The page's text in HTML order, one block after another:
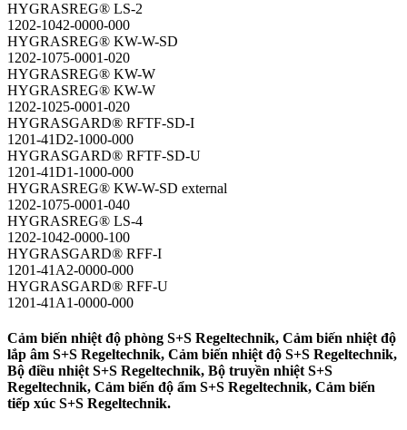
HYGRASREG® LS-2
1202-1042-0000-000
HYGRASREG® KW-W-SD
1202-1075-0001-020
HYGRASREG® KW-W
HYGRASREG® KW-W
1202-1025-0001-020
HYGRASGARD® RFTF-SD-I
1201-41D2-1000-000
HYGRASGARD® RFTF-SD-U
1201-41D1-1000-000
HYGRASREG® KW-W-SD external
1202-1075-0001-040
HYGRASREG® LS-4
1202-1042-0000-100
HYGRASGARD® RFF-I
1201-41A2-0000-000
HYGRASGARD® RFF-U
1201-41A1-0000-000
Cảm biến nhiệt độ phòng S+S Regeltechnik, Cảm biến nhiệt độ
lắp âm S+S Regeltechnik, Cảm biến nhiệt độ S+S Regeltechnik,
Bộ điều nhiệt S+S Regeltechnik, Bộ truyền nhiệt S+S
Regeltechnik, Cảm biến độ ẩm S+S Regeltechnik, Cảm biến
tiếp xúc S+S Regeltechnik.